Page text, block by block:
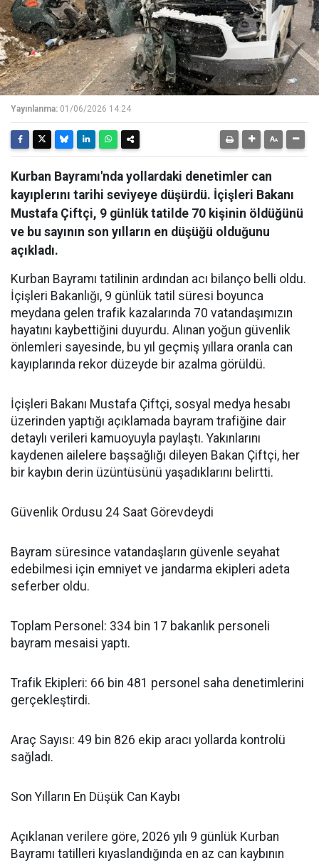
Yayınlanma: 01/06/2026 14:24
Kurban Bayramı'nda yollardaki denetimler can
kayıplerını tarihi seviyeye düşürdü. İçişleri Bakanı
Mustafa Çiftçi, 9 günlük tatilde 70 kişinin öldüğünü
ve bu sayının son yılların en düşüğü olduğunu
açıkladı.
Kurban Bayramı tatilinin ardından acı bilanço belli oldu.
İçişleri Bakanlığı, 9 günlük tatil süresi boyunca
meydana gelen trafik kazalarında 70 vatandaşımızın
hayatını kaybettiğini duyurdu. Alınan yoğun güvenlik
önlemleri sayesinde, bu yıl geçmiş yıllara oranla can
kayıplarında rekor düzeyde bir azalma görüldü.
​İçişleri Bakanı Mustafa Çiftçi, sosyal medya hesabı
üzerinden yaptığı açıklamada bayram trafiğine dair
detaylı verileri kamuoyuyla paylaştı. Yakınlarını
kaydenen ailelere başsağlığı dileyen Bakan Çiftçi, her
bir kaybın derin üzüntüsünü yaşadıklarını belirtti.
​Güvenlik Ordusu 24 Saat Görevdeydi
​Bayram süresince vatandaşların güvenle seyahat
edebilmesi için emniyet ve jandarma ekipleri adeta
seferber oldu.
​Toplam Personel: 334 bin 17 bakanlık personeli
bayram mesaisi yaptı.
​Trafik Ekipleri: 66 bin 481 personel saha denetimlerini
gerçekleştirdi.
​Araç Sayısı: 49 bin 826 ekip aracı yollarda kontrolü
sağladı.
​Son Yılların En Düşük Can Kaybı
​Açıklanan verilere göre, 2026 yılı 9 günlük Kurban
Bayramı tatilleri kıyaslandığında en az can kaybının